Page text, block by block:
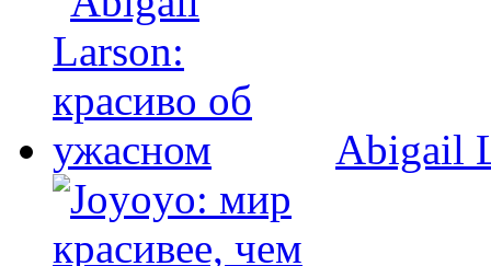
Abigail